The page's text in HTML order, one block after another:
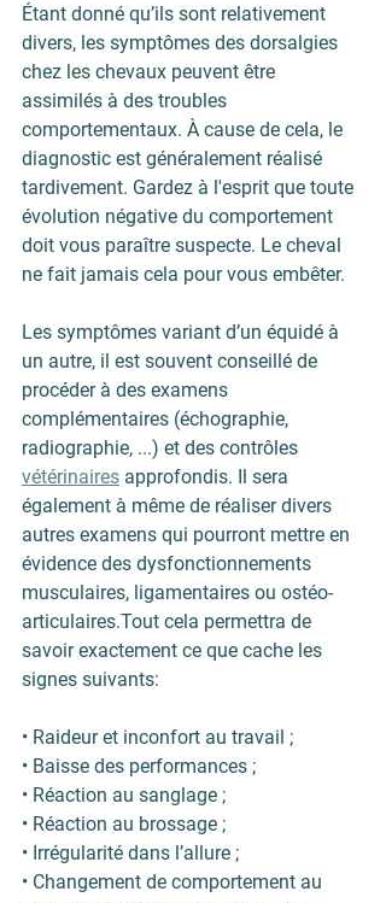
Étant donné qu’ils sont relativement
divers, les symptômes des dorsalgies
chez les chevaux peuvent être
assimilés à des troubles
comportementaux. À cause de cela, le
diagnostic est généralement réalisé
tardivement. Gardez à l'esprit que toute
évolution négative du comportement
doit vous paraître suspecte. Le cheval
ne fait jamais cela pour vous embêter.
Les symptômes variant d’un équidé à
un autre, il est souvent conseillé de
procéder à des examens
complémentaires (échographie,
radiographie, ...) et des contrôles
vétérinaires approfondis. Il sera
également à même de réaliser divers
autres examens qui pourront mettre en
évidence des dysfonctionnements
musculaires, ligamentaires ou ostéo-
articulaires.Tout cela permettra de
savoir exactement ce que cache les
signes suivants:
• Raideur et inconfort au travail ;
• Baisse des performances ;
• Réaction au sanglage ;
• Réaction au brossage ;
• Irrégularité dans l’allure ;
• Changement de comportement au